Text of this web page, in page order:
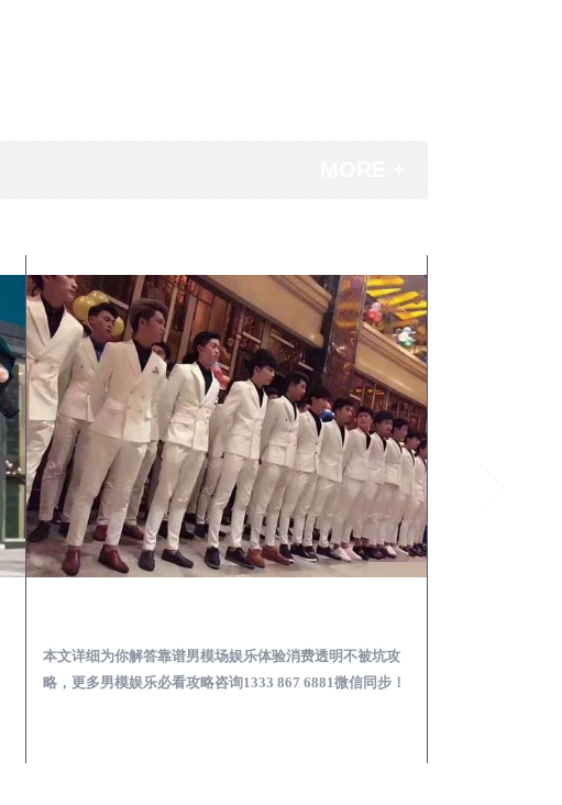
本文详细为你解答靠谱男模场娱乐体验消费透明不被坑攻
略，更多男模娱乐必看攻略咨询1333 867 6881微信同步！